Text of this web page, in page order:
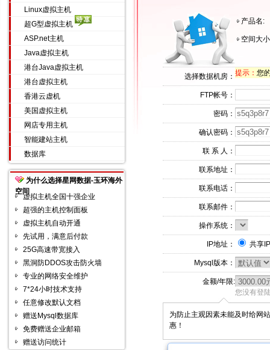
Linux虚拟主机
超G型虚拟主机
ASP.net主机
Java虚拟主机
港台Java虚拟主机
港台虚拟主机
香港云虚机
美国虚拟主机
网店专用主机
智能建站主机
数据库
为什么选择星网数据-玉环海外
空间
虚拟主机全国十强企业
超强的主机控制面板
虚拟主机自动开通
先试用，满意后付款
25G高速带宽接入
黑洞防DDOS攻击防火墙
专业的网络安全维护
7*24小时技术支持
任意修改默认文档
赠送Mysql数据库
免费赠送企业邮箱
赠送访问统计
产品名:
空间大
选择数据机房： 提示： 您
FTP帐号：
密码：
确认密码：
联 系 人：
联系地址：
联系电话：
联系邮件：
操作系统：
IP地址： 共享IP
Mysql版本：
金额/年限:
您没有登
为防止主观因素未能及时给网
惠！